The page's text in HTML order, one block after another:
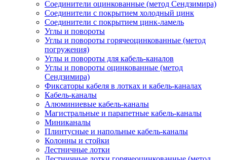
Соединители оцинкованные (метод Сендзимира)
Соединители с покрытием холодный цинк
Соединители с покрытием цинк-ламель
Углы и повороты
Углы и повороты горячеоцинкованные (метод
погружения)
Углы и повороты для кабель-каналов
Углы и повороты оцинкованные (метод
Сендзимира)
Фиксаторы кабеля в лотках и кабель-каналах
Кабель-каналы
Алюминиевые кабель-каналы
Магистральные и парапетные кабель-каналы
Миниканалы
Плинтусные и напольные кабель-каналы
Колонны и стойки
Лестничные лотки